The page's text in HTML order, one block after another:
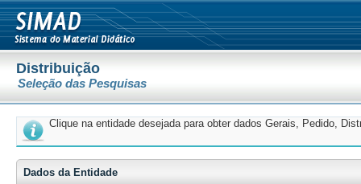
Distribuição
Seleção das Pesquisas
Clique na entidade desejada para obter dados Gerais, Pedido,
Dados da Entidade